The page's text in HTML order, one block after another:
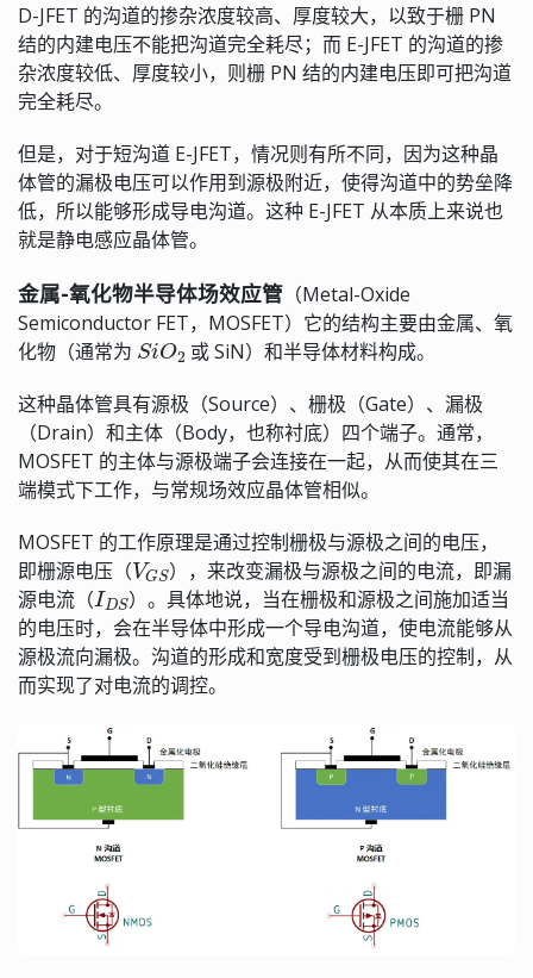
D-JFET 的沟道的掺杂浓度较高、厚度较大，以致于栅 PN
结的内建电压不能把沟道完全耗尽；而 E-JFET 的沟道的掺
杂浓度较低、厚度较小，则栅 PN 结的内建电压即可把沟道
完全耗尽。
但是，对于短沟道 E-JFET，情况则有所不同，因为这种晶
体管的漏极电压可以作用到源极附近，使得沟道中的势垒降
低，所以能够形成导电沟道。这种 E-JFET 从本质上来说也
就是静电感应晶体管。
金属-氧化物半导体场效应管 （Metal-Oxide
Semiconductor FET，MOSFET）它的结构主要由金属、氧
化物（通常为
S O2
或 SiN）和半导体材料构成。
这种晶体管具有源极（Source）、栅极（Gate）、漏极
（Drain）和主体（Body，也称衬底）四个端子。通常，
MOSFET 的主体与源极端子会连接在一起，从而使其在三
端模式下工作，与常规场效应晶体管相似。
MOSFET 的工作原理是通过控制栅极与源极之间的电压，
即栅源电压（
VGS
），来改变漏极与源极之间的电流，即漏
源电流（
ID S
）。具体地说，当在栅极和源极之间施加适当
的电压时，会在半导体中形成一个导电沟道，使电流能够从
源极流向漏极。沟道的形成和宽度受到栅极电压的控制，从
而实现了对电流的调控。